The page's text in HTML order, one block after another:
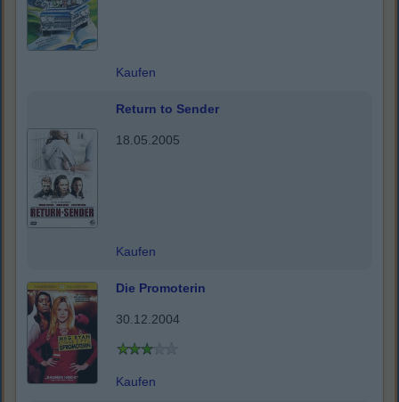
Kaufen
Return to Sender
18.05.2005
Kaufen
Die Promoterin
30.12.2004
Kaufen